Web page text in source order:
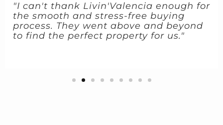
"I can't thank Livin'Valencia enough for
the smooth and stress-free buying
process. They went above and beyond
to find the perfect property for us."